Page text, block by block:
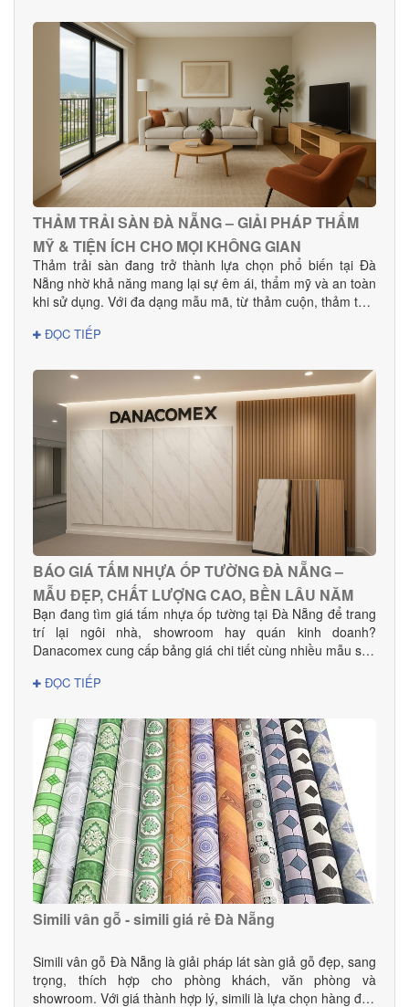
gỗ công nghiệp uy tín, được nhiều khách hàng gia đình,
khách sạn, showroom và văn phòng tin dùng.
THẢM TRẢI SÀN ĐÀ NẴNG – GIẢI PHÁP THẨM
MỸ & TIỆN ÍCH CHO MỌI KHÔNG GIAN
Thảm trải sàn đang trở thành lựa chọn phổ biến tại Đà
Nẵng nhờ khả năng mang lại sự êm ái, thẩm mỹ và an toàn
khi sử dụng. Với đa dạng mẫu mã, từ thảm cuộn, thảm tấm
mọi nhu cầu decor và thi công dự án.
ĐỌC TIẾP
BÁO GIÁ TẤM NHỰA ỐP TƯỜNG ĐÀ NẴNG –
MẪU ĐẸP, CHẤT LƯỢNG CAO, BỀN LÂU NĂM
Bạn đang tìm giá tấm nhựa ốp tường tại Đà Nẵng để trang
trí lại ngôi nhà, showroom hay quán kinh doanh?
Danacomex cung cấp bảng giá chi tiết cùng nhiều mẫu sản
ĐỌC TIẾP
Simili vân gỗ - simili giá rẻ Đà Nẵng
Simili vân gỗ Đà Nẵng là giải pháp lát sàn giả gỗ đẹp, sang
trọng, thích hợp cho phòng khách, văn phòng và
showroom. Với giá thành hợp lý, simili là lựa chọn hàng đầu